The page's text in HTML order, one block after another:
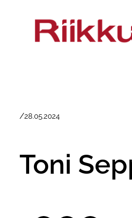
sisältöön
/28.05.2024
Toni